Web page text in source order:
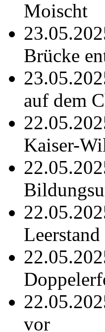
Moischt
Brücke
auf dem
Kaiser-
vor